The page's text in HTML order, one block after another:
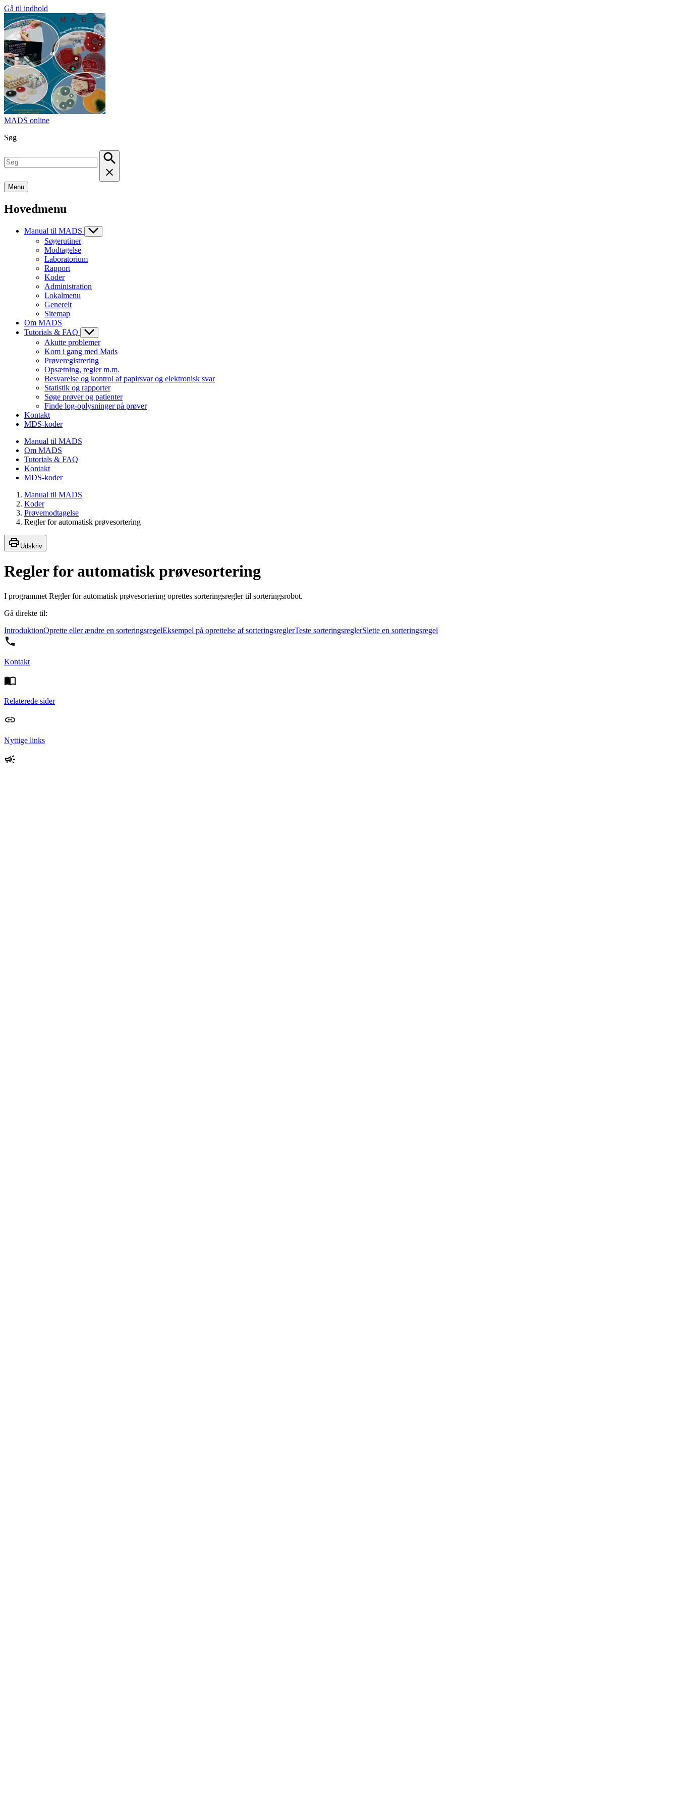
Gå til indhold
MADS online
Søg
Menu
Hovedmenu
Manual til MADS
Søgerutiner
Modtagelse
Laboratorium
Rapport
Koder
Administration
Lokalmenu
Generelt
Sitemap
Om MADS
Tutorials & FAQ
Akutte problemer
Kom i gang med Mads
Prøveregistrering
Opsætning, regler m.m.
Besvarelse og kontrol af papirsvar og elektronisk svar
Statistik og rapporter
Søge prøver og patienter
Finde log-oplysninger på prøver
Kontakt
MDS-koder
Manual til MADS
Om MADS
Tutorials & FAQ
Kontakt
MDS-koder
Manual til MADS
Koder
Prøvemodtagelse
Regler for automatisk prøvesortering
Udskriv
Regler for automatisk prøvesortering
I programmet Regler for automatisk prøvesortering oprettes sorteringsregler til sorteringsrobot.
Gå direkte til:
IntroduktionOprette eller ændre en sorteringsregelEksempel på oprettelse af sorteringsreglerTeste sorteringsreglerSlette en sorteringsregel
Kontakt
Relaterede sider
Nyttige links